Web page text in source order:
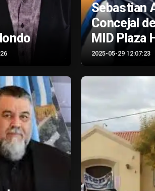
Sebastian
Concejal
MID Plaza
2025-05-29 12:07:23